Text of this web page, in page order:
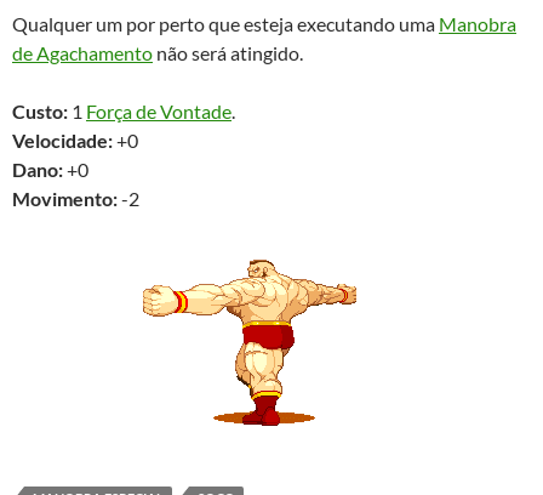
Qualquer um por perto que esteja executando uma Manobra
de Agachamento não será atingido.
Custo: 1 Força de Vontade.
Velocidade:+0
Dano:+0
Movimento:-2